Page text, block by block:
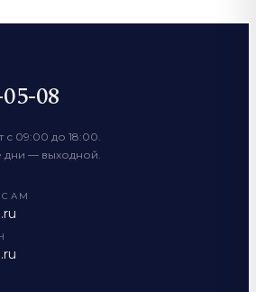
08
с 09:00 до 18:00.
дни — выходной.